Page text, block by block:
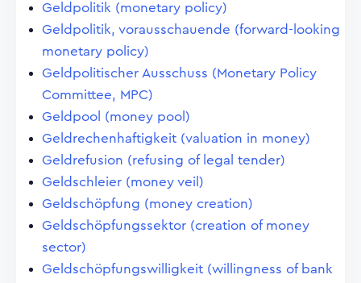
Geldpolitik (monetary policy)
Geldpolitik, vorausschauende (forward-looking
monetary policy)
Geldpolitischer Ausschuss (Monetary Policy
Committee, MPC)
Geldpool (money pool)
Geldrechenhaftigkeit (valuation in money)
Geldrefusion (refusing of legal tender)
Geldschleier (money veil)
Geldschöpfung (money creation)
Geldschöpfungssektor (creation of money
sector)
Geldschöpfungswilligkeit (willingness of bank